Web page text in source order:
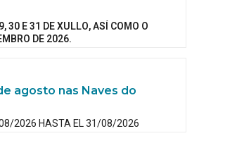
30 E 31 DE XULLO, ASÍ COMO O
DE 2026.
agosto nas Naves do
2026 HASTA EL 31/08/2026